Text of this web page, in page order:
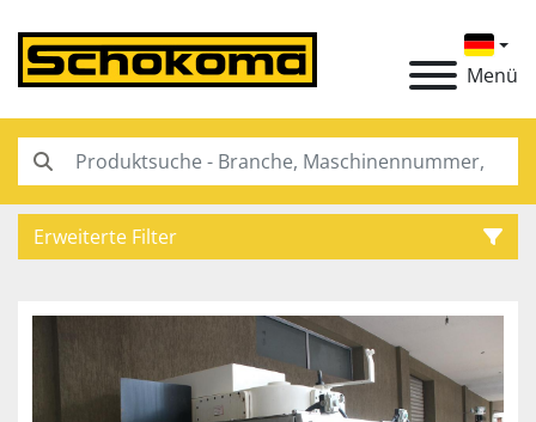
Menü
Erweiterte Filter
Hersteller